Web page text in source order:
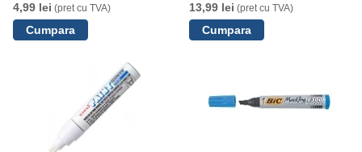
4,99 lei (pret cu TVA)
13,99 lei (pret cu TVA)